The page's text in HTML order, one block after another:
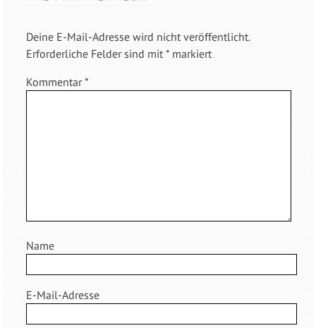
Deine E-Mail-Adresse wird nicht veröffentlicht.
Erforderliche Felder sind mit *markiert
Kommentar*
Name
E-Mail-Adresse